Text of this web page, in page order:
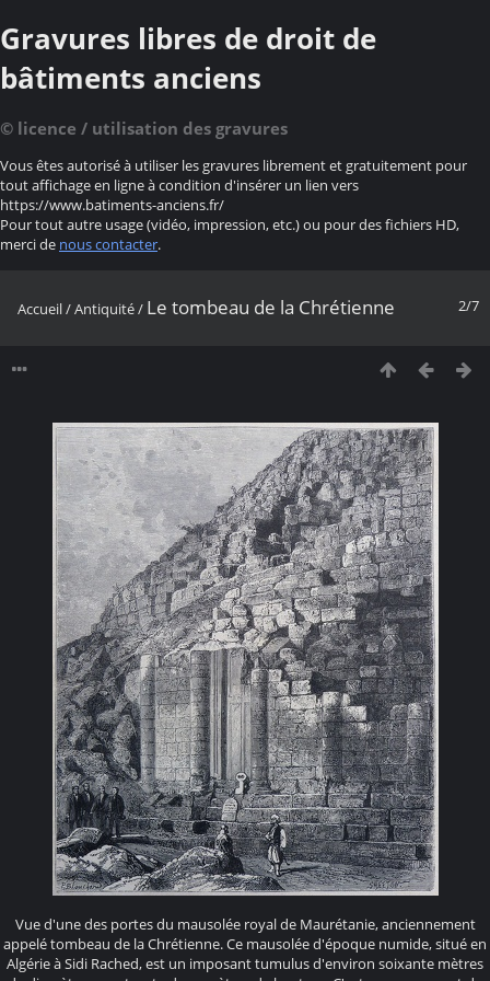
Gravures libres de droit de
bâtiments anciens
© licence / utilisation des gravures
Vous êtes autorisé à utiliser les gravures librement et gratuitement pour
tout affichage en ligne à condition d'insérer un lien vers
https://www.batiments-anciens.fr/
Pour tout autre usage (vidéo, impression, etc.) ou pour des fichiers HD,
merci de nous contacter.
2/7
Accueil/Antiquité/ Le tombeau de la Chrétienne
Vue d'une des portes du mausolée royal de Maurétanie, anciennement
appelé tombeau de la Chrétienne. Ce mausolée d'époque numide, situé en
Algérie à Sidi Rached, est un imposant tumulus d'environ soixante mètres